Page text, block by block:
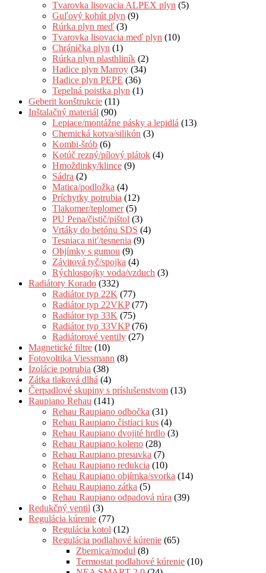
Tvarovka lisovacia ALPEX plyn (5)
Guľový kohút plyn (9)
Rúrka plyn meď (3)
Tvarovka lisovacia meď plyn (10)
Chránička plyn (1)
Rúrka plyn plasthliník (2)
Hadice plyn Marroy (34)
Hadice plyn PEPE (36)
Tepelná poistka plyn (1)
Geberit konštrukcie (11)
Inštalačný materiál (90)
Lepiace/montážne pásky a lepidlá (13)
Chemická kotva/silikón (3)
Kombi-šrób (6)
Kotúč rezný/pílový plátok (4)
Hmoždinky/klince (9)
Sádra (2)
Matica/podložka (4)
Príchytky potrubia (12)
Tlakomer/teplomer (5)
PU Pena/čistič/pištol (3)
Vrtáky do betónu SDS (4)
Tesniaca niť/tesnenia (9)
Objímky s gumou (9)
Závitová tyč/spojka (4)
Rýchlospojky voda/vzduch (3)
Radiátory Korado (332)
Radiátor typ 22K (77)
Radiátor typ 22VKP (77)
Radiátor typ 33K (75)
Radiátor typ 33VKP (76)
Radiátorové ventily (27)
Magnetické filtre (10)
Fotovoltika Viessmann (8)
Izolácie potrubia (38)
Zátka tlaková dlhá (4)
Čerpadlové skupiny s príslušenstvom (13)
Raupiano Rehau (141)
Rehau Raupiano odbočka (31)
Rehau Raupiano čistiaci kus (4)
Rehau Raupiano dvojité hrdlo (3)
Rehau Raupiano koleno (28)
Rehau Raupiano presuvka (7)
Rehau Raupiano redukcia (10)
Rehau Raupiano objímka/svorka (14)
Rehau Raupiano zátka (5)
Rehau Raupiano odpadová rúra (39)
Redukčný ventil (3)
Regulácia kúrenie (77)
Regulácia kotol (12)
Regulácia podlahové kúrenie (65)
Zbernica/modul (8)
Termostat podlahové kúrenie (10)